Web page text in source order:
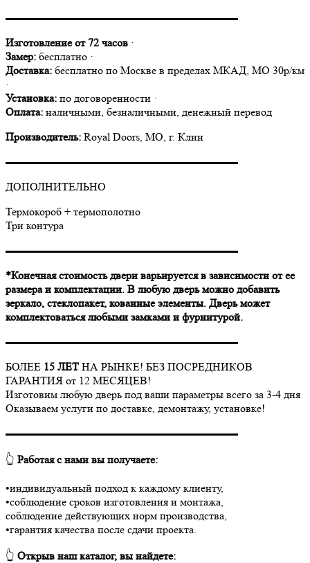
▬▬▬▬▬▬▬▬▬▬▬▬▬▬▬▬▬▬▬▬▬
Изготовление от 72 часов ·
Замер: бесплатно ·
Доставка: бесплатно по Москве в пределах МКАД, МО 30р/км
·
Установка: по договоренности ·
Оплата: наличными, безналичными, денежный перевод
Производитель: Royal Doors, МО, г. Клин
▬▬▬▬▬▬▬▬▬▬▬▬▬▬▬▬▬▬▬▬▬
ДОПОЛНИТЕЛЬНО
Термокороб + термополотно
Три контура
▬▬▬▬▬▬▬▬▬▬▬▬▬▬▬▬▬▬▬▬▬
*Конечная стоимость двери варьируется в зависимости от ее
размера и комплектации. В любую дверь можно добавить
зеркало, стеклопакет, кованные элементы. Дверь может
комплектоваться любыми замками и фурнитурой.
▬▬▬▬▬▬▬▬▬▬▬▬▬▬▬▬▬▬▬▬▬
БОЛЕЕ 15 ЛЕТ НА РЫНКЕ! БЕЗ ПОСРЕДНИКОВ
ГАРАНТИЯ от 12 МЕСЯЦЕВ!
Изготовим любую дверь под ваши параметры всего за 3-4 дня
Оказываем услуги по доставке, демонтажу, установке!
▬▬▬▬▬▬▬▬▬▬▬▬▬▬▬▬▬▬▬▬▬
👆 Работая с нами вы получаете:
•индивидуальный подход к каждому клиенту,
•соблюдение сроков изготовления и монтажа,
соблюдение действующих норм производства,
•гарантия качества после сдачи проекта.
👆 Открыв наш каталог, вы найдете: